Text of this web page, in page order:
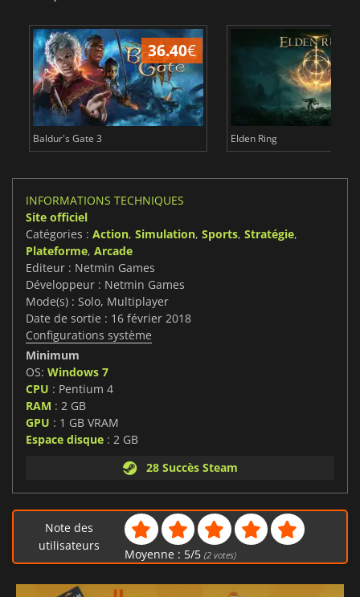
36.40€
Baldur's Gate 3 Elden Ring
INFORMATIONS TECHNIQUES
Site officiel
Catégories : Action, Simulation, Sports, Stratégie,
Plateforme, Arcade
Editeur : Netmin Games
Développeur : Netmin Games
Mode(s) : Solo, Multiplayer
Date de sortie : 16 février 2018
Configurations système
Minimum
OS: Windows 7
CPU : Pentium 4
RAM : 2 GB
GPU : 1 GB VRAM
Espace disque : 2 GB
28 Succès Steam
Note des
utilisateurs
Moyenne : 5/5 (2votes)